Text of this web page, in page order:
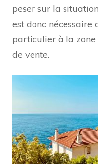
peser sur la
est donc
particulier à la
de vente.